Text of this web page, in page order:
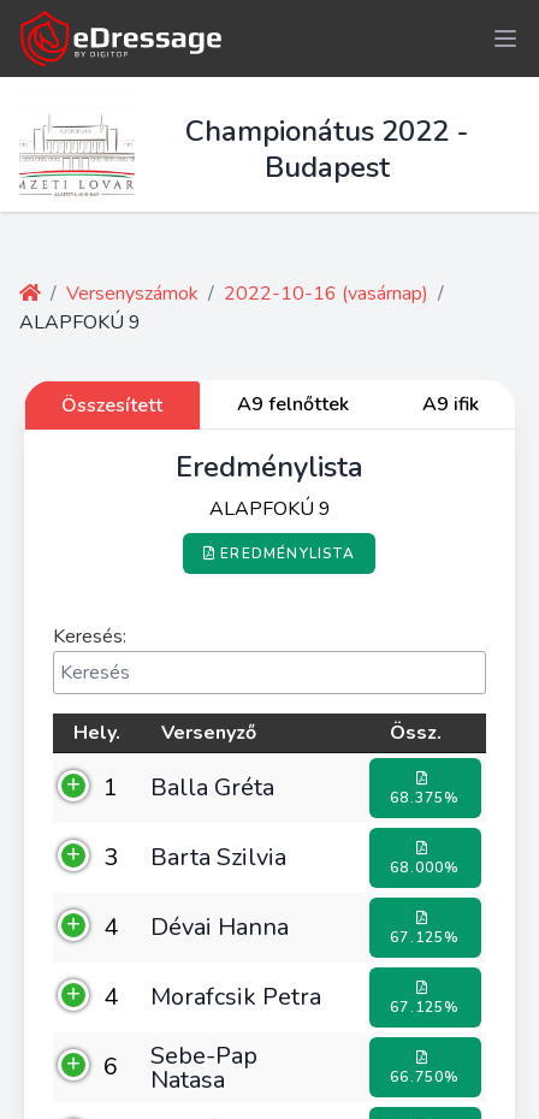
Championátus 2022 -
Budapest
/ Versenyszámok / 2022-10-16 (vasárnap) /
ALAPFOKÚ 9
Összesített A9 felnőttek A9 ifik
Eredménylista
ALAPFOKÚ 9
EREDMÉNYLISTA
Keresés:
Hely. Versenyző Össz.
1 Balla Gréta 68.375%
3 Barta Szilvia 68.000%
4 Dévai Hanna 67.125%
4 Morafcsik Petra 67.125%
6 Sebe-Pap
Natasa 66.750%